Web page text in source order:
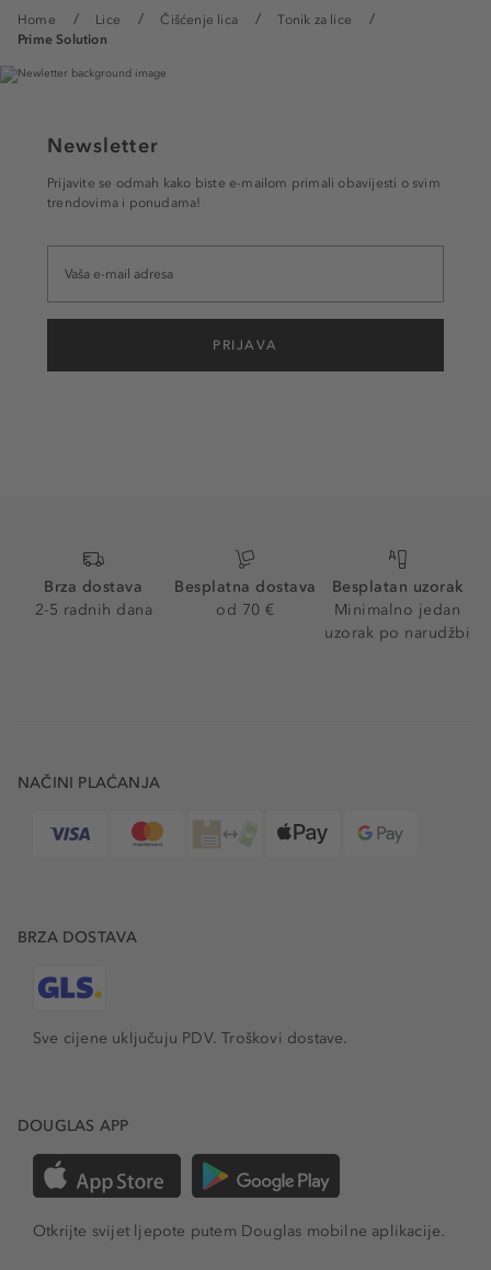
Home Lice Čišćenje lica
Tonik za lice
Prime Solution
Newsletter
Prijavite se odmah kako biste e-mailom primali obavijesti o svim
trendovima i ponudama!
PRIJAVA
Brza dostava
2-5 radnih dana
Besplatna dostava
od 70 €
Besplatan uzorak
Minimalno jedan
uzorak po narudžbi
NAČINI PLAĆANJA
BRZA DOSTAVA
Sve cijene uključuju PDV.Troškovi dostave.
DOUGLAS APP
Otkrijte svijet ljepote putem Douglas mobilne aplikacije.